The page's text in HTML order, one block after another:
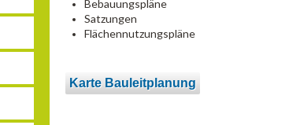
Bebauungspläne
Satzungen
Flächennutzungspläne
Karte Bauleitplanung